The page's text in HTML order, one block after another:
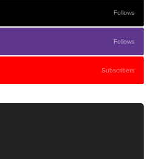
Follows
Follows
Subscribers